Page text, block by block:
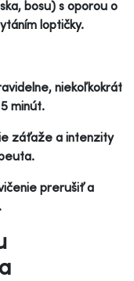
bosu) s oporou o
loptičky.
niekoľkokrát
minút.
záťaže a intenzity
prerušiť a